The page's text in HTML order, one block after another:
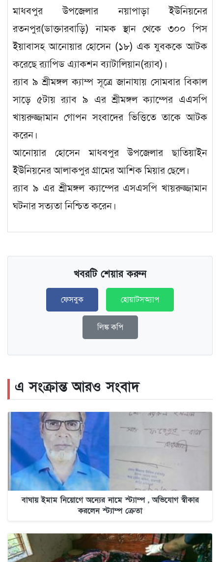
মাধবপুর উপজেলার নয়াপাড়া ইউনিয়নের
রতনপুর(ডাক্তারবাড়ি) নামক স্থান থেকে ৩০০ পিস
ইয়াবাসহ আনোয়ার হোসেন (১৮) এক যুবককে আটক
করেছে র‌্যাপিড এ্যাকশন ব্যাটালিয়ান(র‌্যাব)।
র‌্যাব ৯ শ্রীমঙ্গল ক্যাম্প সূত্রে জানাযায় সোমবার বিকাল
সাড়ে ৫টায় র‌্যাব ৯ এর শ্রীমঙ্গল ক্যাম্পের এএসপি
খায়রুজ্জামান গোপন সংবাদের ভিত্তিতে তাকে আটক
করেন।
আনোয়ার হোসেন মাধবপুর উপজেলার ছাতিয়াইন
ইউনিয়নের আলাকপুর গ্রামের আশিক মিয়ার ছেলে।
র‌্যাব ৯ এর শ্রীমঙ্গল ক্যাম্পের এসএসপি খায়রুজ্জামান
ঘটনার সত্যতা নিশ্চিত করেন।
খবরটি শেয়ার করুন
ফেসবুক হোয়াটসঅ্যাপ
লিঙ্ক কপি
এ সংক্রান্ত আরও সংবাদ
বাঘায় ইমাম নিয়োগে অন্যের নামে স্ট্যাম্প , অভিযোগ স্বীকার
করলেন স্ট্যাম্প ক্রেতা